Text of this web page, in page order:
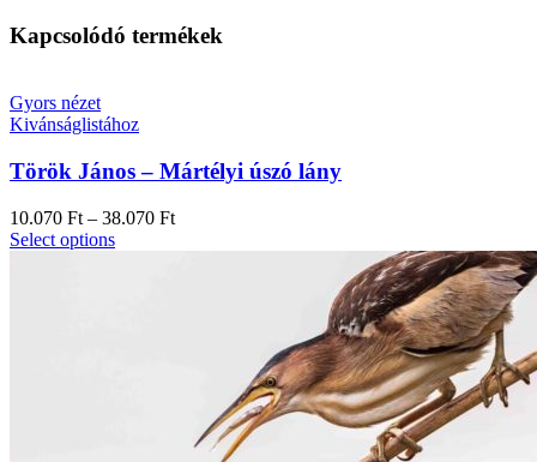
Kapcsolódó termékek
Gyors nézet
Kivánságlistához
Török János – Mártélyi úszó lány
10.070 Ft – 38.070 Ft
Select options